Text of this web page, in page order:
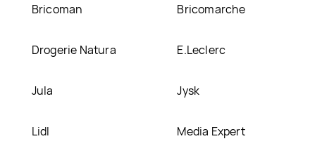
Bricoman Bricomarche
Drogerie Natura E.Leclerc
Jula Jysk
Lidl Media Expert